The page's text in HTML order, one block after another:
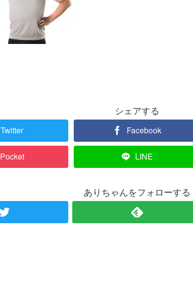
シェアする
Twitter Facebook
Pocket LINE
ありちゃんをフォローする